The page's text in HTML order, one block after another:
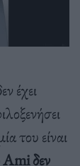
έχει
του είναι
δεν